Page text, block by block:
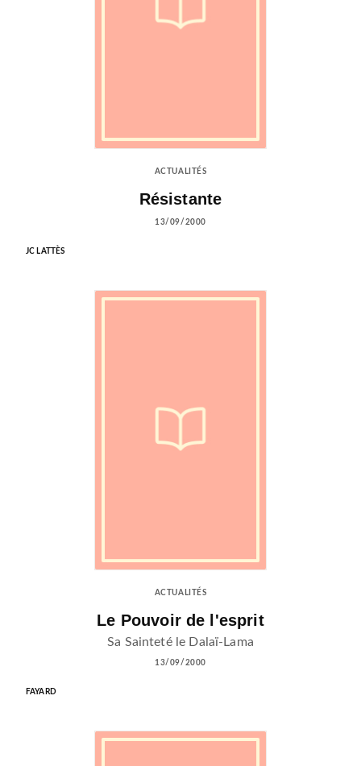
ACTUALITÉS
Résistante
13/09/2000
JC LATTÈS
ACTUALITÉS
Le Pouvoir de l'esprit
Sa Sainteté le Dalaï-Lama
13/09/2000
FAYARD